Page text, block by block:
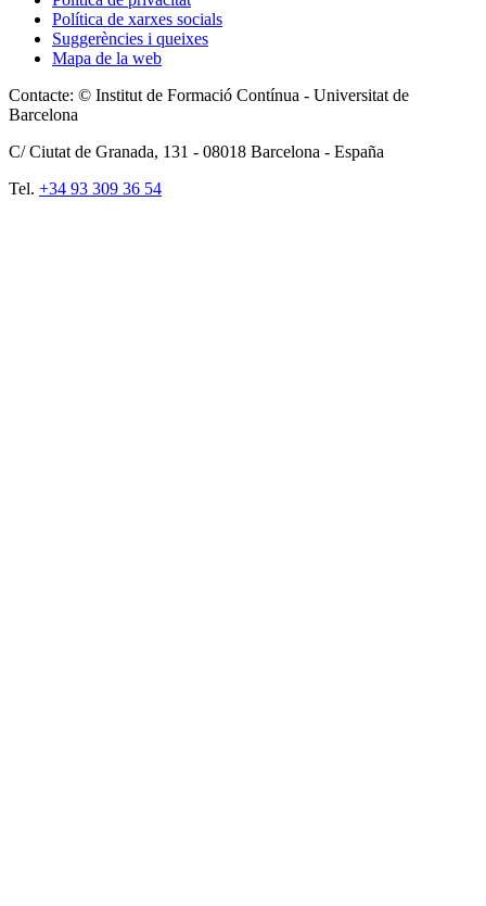
Política de xarxes socials
Suggerències i queixes
Mapa de la web
Contacte: © Institut de Formació Contínua - Universitat de
Barcelona
C/ Ciutat de Granada, 131 - 08018 Barcelona - España
Tel. +34 93 309 36 54